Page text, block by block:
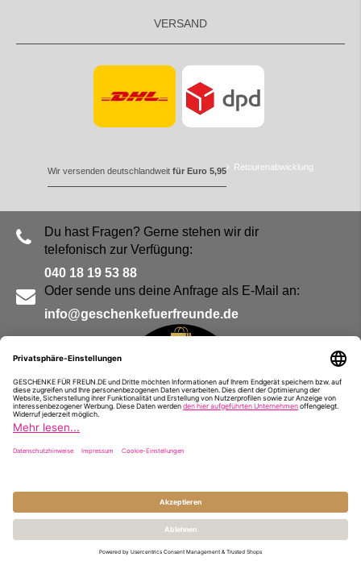
VERSAND
Wir versenden deutschlandweit für Euro 5,95 Retourenabwicklung
Du hast Fragen? Gerne stehen wir dir
telefonisch zur Verfügung:
040 18 19 53 88
Oder sende uns deine Anfrage als E-Mail an:
info@geschenkefuerfreunde.de
Impressum
© Geschenke für Freunde